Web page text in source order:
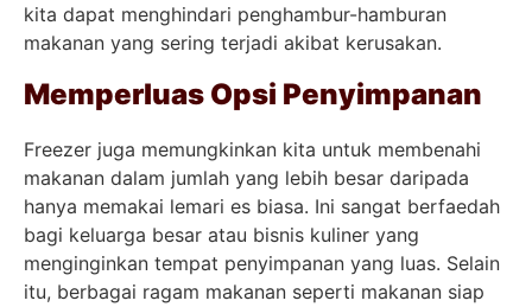
kita dapat menghindari penghambur-hamburan
makanan yang sering terjadi akibat kerusakan.
Memperluas Opsi Penyimpanan
Freezer juga memungkinkan kita untuk membenahi
makanan dalam jumlah yang lebih besar daripada
hanya memakai lemari es biasa. Ini sangat berfaedah
bagi keluarga besar atau bisnis kuliner yang
menginginkan tempat penyimpanan yang luas. Selain
itu, berbagai ragam makanan seperti makanan siap